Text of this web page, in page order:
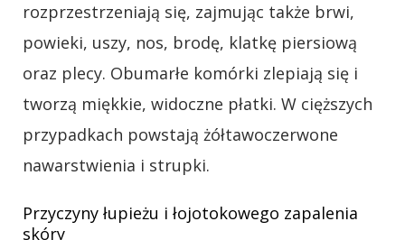
rozprzestrzeniają się, zajmując także brwi,
powieki, uszy, nos, brodę, klatkę piersiową
oraz plecy. Obumarłe komórki zlepiają się i
tworzą miękkie, widoczne płatki. W cięższych
przypadkach powstają żółtawoczerwone
nawarstwienia i strupki.
Przyczyny łupieżu i łojotokowego zapalenia
skóry